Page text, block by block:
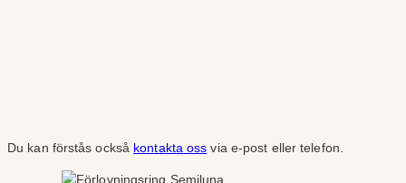
Du kan förstås också kontakta oss via e-post eller telefon.